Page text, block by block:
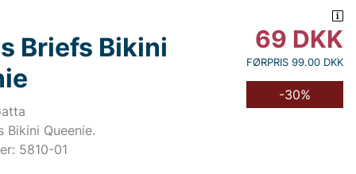
Briefs Bikini
Bikini Queenie.
5810-01
69 DKK
FØRPRIS 99.00 DKK
-30%